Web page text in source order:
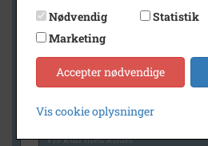
Generelt
Vis kun med billeder
Vis kun med lydklip
Vis kun med kilder
Nødvendig
Statistik
Marketing
Accepter nødvendige
Vis cookie oplysninger